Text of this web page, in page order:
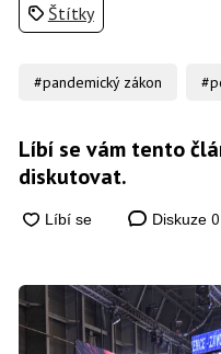
Štítky
#pandemický zákon
Líbí se vám tento
diskutovat.
Diskuze 0